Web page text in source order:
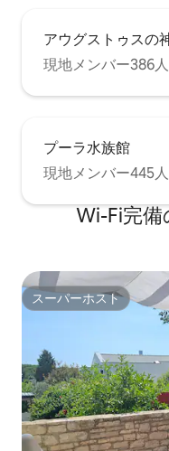
アウグストゥスの
現地メンバー386
プーラ水族館
現地メンバー445
Wi-Fi完
スーパーホスト
スーパーホスト